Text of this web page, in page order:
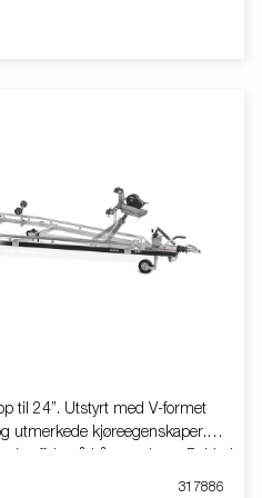
din båt på
til 24”. Utstyrt med V-formet
utmerkede kjøreegenskaper.
effekt på båtens skrog. Dobbel
automatisk tilpasser seg
317886